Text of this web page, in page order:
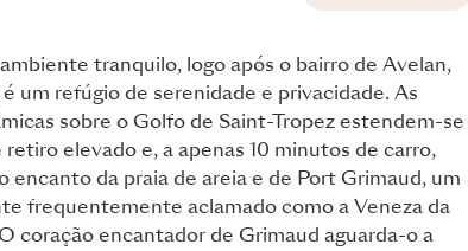
tranquilo, logo após o bairro de Avelan,
um refúgio de serenidade e privacidade. As
sobre o Golfo de Saint-Tropez estendem-se
elevado e, a apenas 10 minutos de carro,
encanto da praia de areia e de Port Grimaud, um
frequentemente aclamado como a Veneza da
coração encantador de Grimaud aguarda-o a